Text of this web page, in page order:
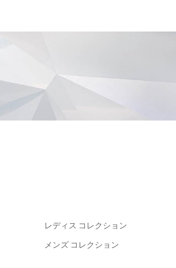
レディス コレクション
メンズ コレクション